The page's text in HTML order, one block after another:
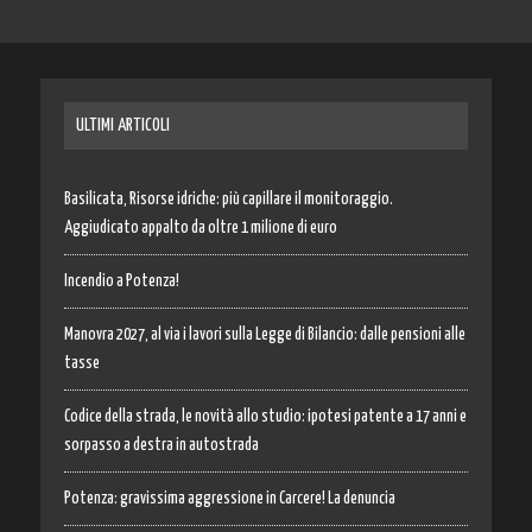
ULTIMI ARTICOLI
Basilicata, Risorse idriche: più capillare il monitoraggio.
Aggiudicato appalto da oltre 1 milione di euro
Incendio a Potenza!
Manovra 2027, al via i lavori sulla Legge di Bilancio: dalle pensioni alle
tasse
Codice della strada, le novità allo studio: ipotesi patente a 17 anni e
sorpasso a destra in autostrada
Potenza: gravissima aggressione in Carcere! La denuncia